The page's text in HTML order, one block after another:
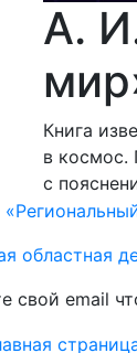
А.
Книга
в космос.
с
областная
свой email